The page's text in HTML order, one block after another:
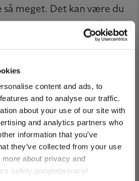
content and ads, to
and to analyse our traffic.
about your use of our site with
and analytics partners who
information that you’ve
they’ve collected from your use
about privacy and
privacy/
så meget. Det kan være du
en nabo eller måske
hund nu engang gør.
skulle bekymre dig om
sig og plasker din gæst til,
taget af, så bruger du
Det er hurtigt, nemt
at du skal røre en finger.
THE RIGHT PLACE?
select your store